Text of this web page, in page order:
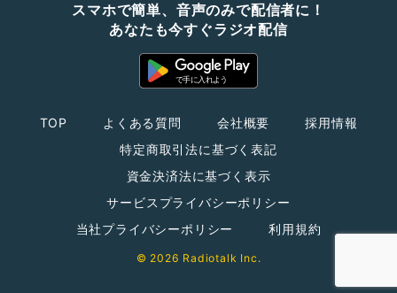
スマホで簡単、音声のみで配信者に！
あなたも今すぐラジオ配信
TOP よくある質問 会社概要
採用情報
特定商取引法に基づく表記
資金決済法に基づく表示
サービスプライバシーポリシー
当社プライバシーポリシー
利用規約
© 2026 Radiotalk Inc.